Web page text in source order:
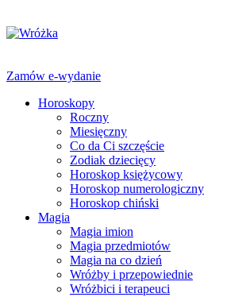
Zamów e-wydanie
Horoskopy
Roczny
Miesięczny
Co da Ci szczęście
Zodiak dziecięcy
Horoskop księżycowy
Horoskop numerologiczny
Horoskop chiński
Magia
Magia imion
Magia przedmiotów
Magia na co dzień
Wróżby i przepowiednie
Wróżbici i terapeuci